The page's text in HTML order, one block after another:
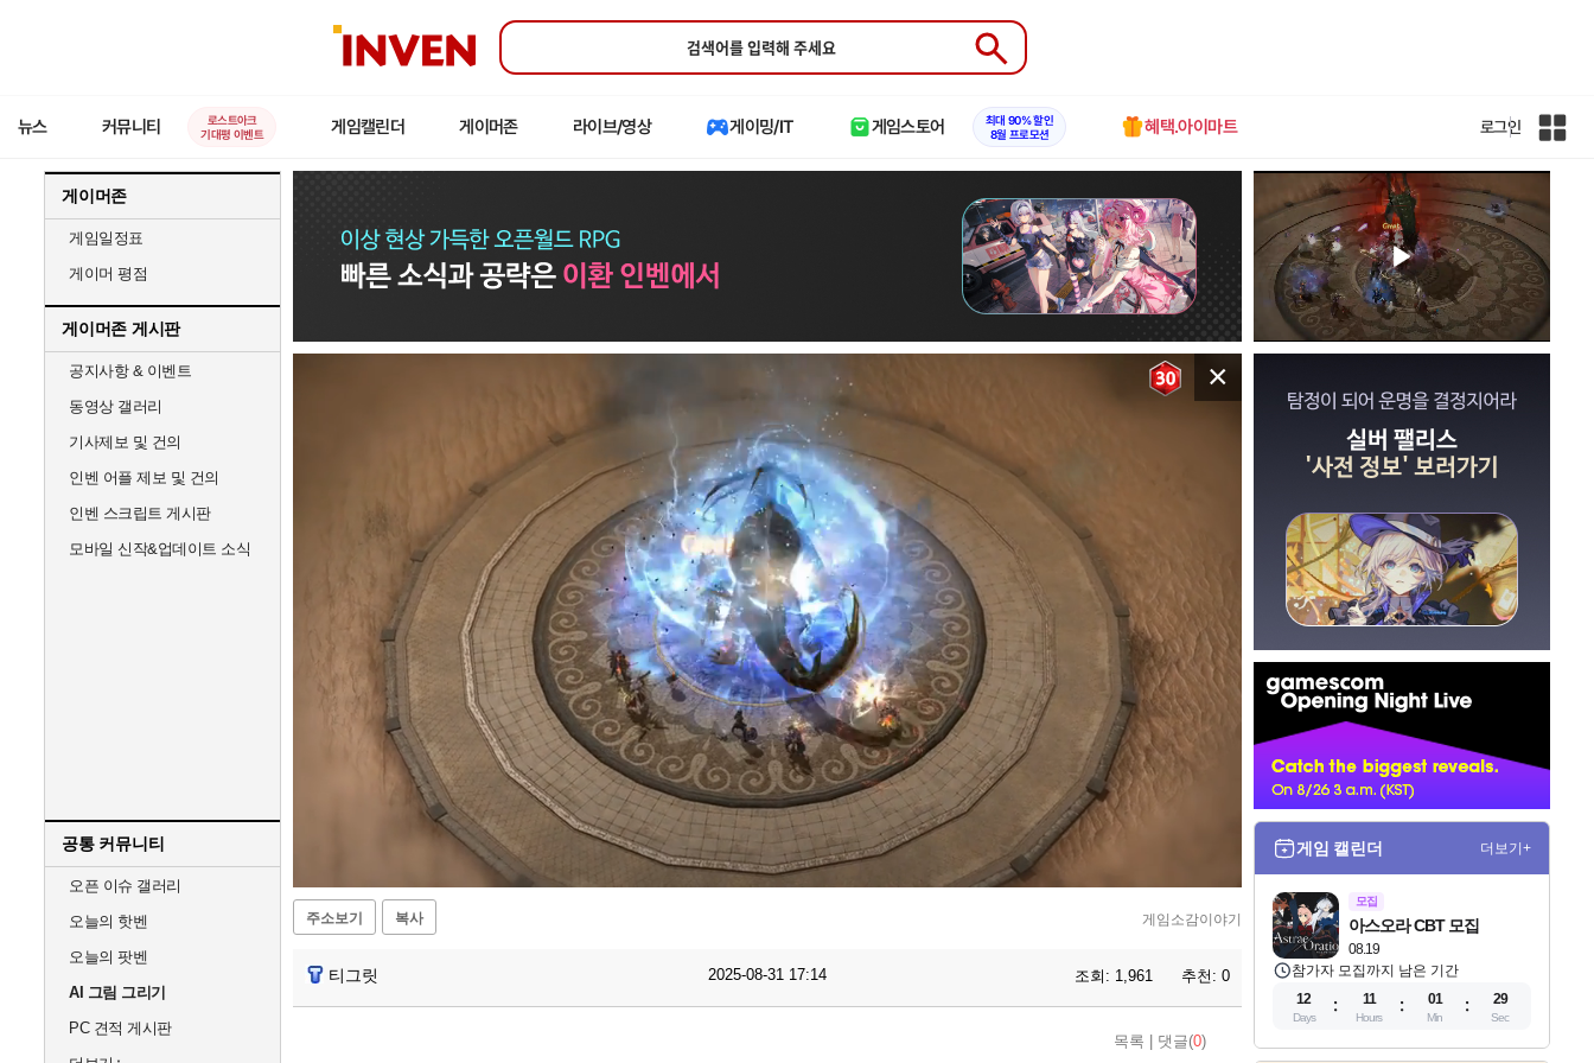
인
Submit
뉴스 커뮤니티
로스트아크
기대평 이벤트
게임캘린더 게이머존 라이브/영상 게이밍/IT 게임스토어
최대 90% 할인
8월 프로모션
혜택.아이마트 로그인
인
게이머존
게임일정표
게이머 평점
게이머존 게시판
공지사항 & 이벤트
동영상 갤러리
기사제보 및 건의
인벤 어플 제보 및 건의
인벤 스크립트 게시판
모바일 신작&업데이트 소식
공통 커뮤니티
오픈 이슈 갤러리
오늘의 핫벤
오늘의 팟벤
AI 그림 그리기
PC 견적 게시판
Loaded:
0%
0%
×
주소보기 복사 게임소감이야기
티그릿 2025-08-31 17:14 조회: 1,961 추천: 0
목록 댓글(0)
벤
게임 캘린더 더보기+
모집
08.19
아스오라 CBT 모집
참가자 모집까지 남은 기간
12
Days
11
Hours
01
Min
27
Sec